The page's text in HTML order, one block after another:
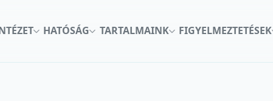
HATÓSÁG TARTALMAINK FIGYELMEZTETÉSEK